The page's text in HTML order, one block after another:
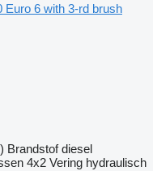
Euro 6 with 3-rd brush
Brandstof diesel
4x2 Vering hydraulisch